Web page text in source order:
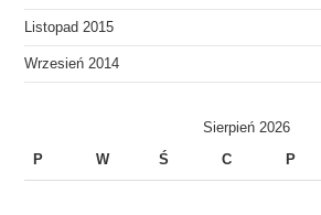
Listopad 2015
Wrzesień 2014
Sierpień 2026
P W Ś C P